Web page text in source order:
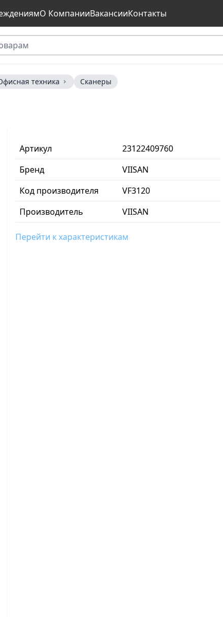
О КомпанииВакансииКонтакты
техника Сканеры
Артикул
23122409760
Бренд
VIISAN
Код производителя
VF3120
Производитель
VIISAN
Перейти к характеристикам